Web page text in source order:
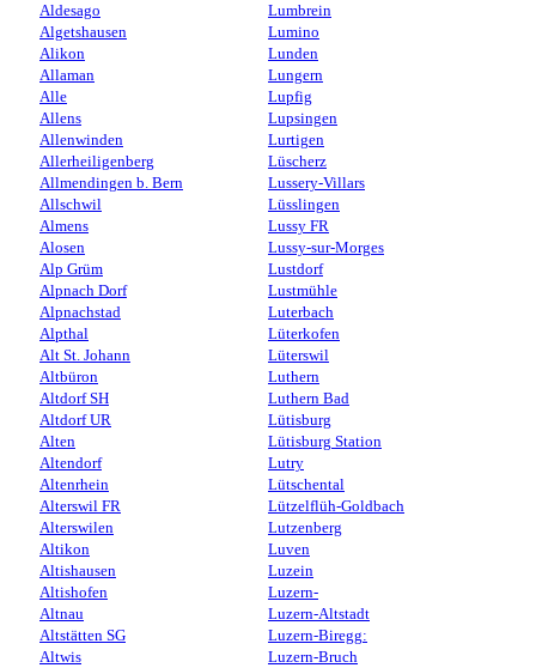
Aldesago
Algetshausen
Alikon
Allaman
Alle
Allens
Allenwinden
Allerheiligenberg
Allmendingen b. Bern
Allschwil
Almens
Alosen
Alp Grüm
Alpnach Dorf
Alpnachstad
Alpthal
Alt St. Johann
Altbüron
Altdorf SH
Altdorf UR
Alten
Altendorf
Altenrhein
Alterswil FR
Alterswilen
Altikon
Altishausen
Altishofen
Altnau
Altstätten SG
Altwis
Lumbrein
Lumino
Lunden
Lungern
Lupfig
Lupsingen
Lurtigen
Lüscherz
Lussery-Villars
Lüsslingen
Lussy FR
Lussy-sur-Morges
Lustdorf
Lustmühle
Luterbach
Lüterkofen
Lüterswil
Luthern
Luthern Bad
Lütisburg
Lütisburg Station
Lutry
Lütschental
Lützelflüh-Goldbach
Lutzenberg
Luven
Luzein
Luzern-
Luzern-Altstadt
Luzern-Biregg:
Luzern-Bruch